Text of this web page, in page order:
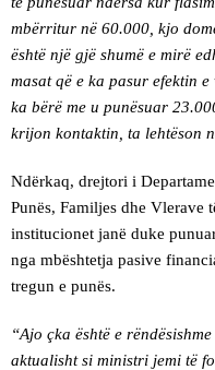
mbërritur në 60.000, kjo
është një gjë shumë e mirë
masat që e ka pasur efektin
ka bërë me u punësuar
krijon kontaktin, ta lehtëson
Ndërkaq, drejtori i
Punës, Familjes dhe Vlerave
institucionet janë duke
nga mbështetja pasive
tregun e punës.
“Ajo çka është e
aktualisht si ministri jemi të